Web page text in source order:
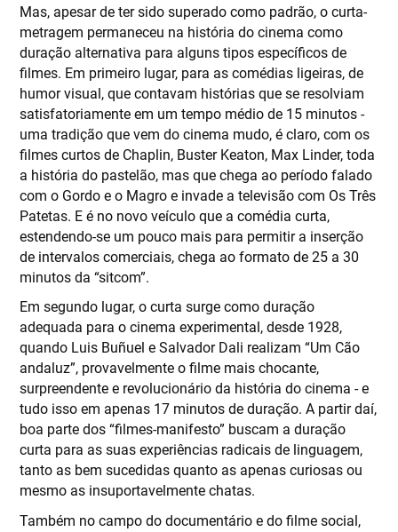
Mas, apesar de ter sido superado como padrão, o curta-
metragem permaneceu na história do cinema como
duração alternativa para alguns tipos específicos de
filmes. Em primeiro lugar, para as comédias ligeiras, de
humor visual, que contavam histórias que se resolviam
satisfatoriamente em um tempo médio de 15 minutos -
uma tradição que vem do cinema mudo, é claro, com os
filmes curtos de Chaplin, Buster Keaton, Max Linder, toda
a história do pastelão, mas que chega ao período falado
com o Gordo e o Magro e invade a televisão com Os Três
Patetas. E é no novo veículo que a comédia curta,
estendendo-se um pouco mais para permitir a inserção
de intervalos comerciais, chega ao formato de 25 a 30
minutos da “sitcom”.
Em segundo lugar, o curta surge como duração
adequada para o cinema experimental, desde 1928,
quando Luis Buñuel e Salvador Dali realizam “Um Cão
andaluz”, provavelmente o filme mais chocante,
surpreendente e revolucionário da história do cinema - e
tudo isso em apenas 17 minutos de duração. A partir daí,
boa parte dos “filmes-manifesto” buscam a duração
curta para as suas experiências radicais de linguagem,
tanto as bem sucedidas quanto as apenas curiosas ou
mesmo as insuportavelmente chatas.
Também no campo do documentário e do filme social,